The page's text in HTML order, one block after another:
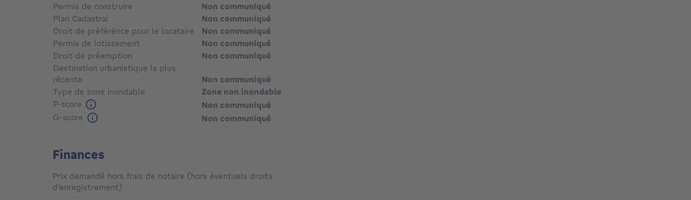
Permis de construire
Non communiqué
Plan Cadastral
Non communiqué
Droit de préférénce pour le locataire
Non communiqué
Permis de lotissement
Non communiqué
Droit de préemption
Non communiqué
Destination urbanistique la plus
récente
Non communiqué
Type de zone inondable
Zone non inondable
P-score
Non communiqué
G-score
Non communiqué
Finances
Prix demandé hors frais de notaire (hors éventuels droits
d'enregistrement)